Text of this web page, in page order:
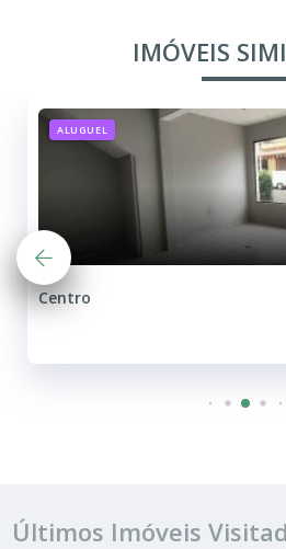
IMÓVEIS
ALUGUEL
Centro
Últimos Imóveis